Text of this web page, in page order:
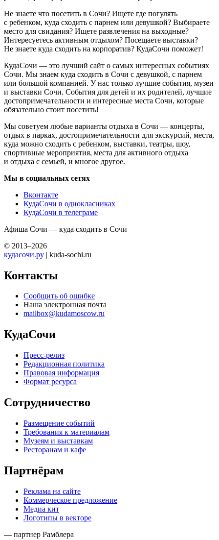
Не знаете что посетить в Сочи? Ищете где погулять
с ребенком, куда сходить с парнем или девушкой? Выбираете
место для свидания? Ищете развлечения на выходные?
Интересуетесь активным отдыхом? Посещаете выставки?
Не знаете куда сходить на корпоратив? КудаСочи поможет!
КудаСочи — это лучший сайт о самых интересных событиях
Сочи. Мы знаем куда сходить в Сочи с девушкой, с парнем
или большой компанией. У нас только лучшие события, музеи
и выставки Сочи. События для детей и их родителей, лучшие
достопримечательности и интересные места Сочи, которые
обязательно стоит посетить!
Мы советуем любые варианты отдыха в Сочи — концерты,
отдых в парках, достопримечательности для экскурсий, места,
куда можно сходить с ребенком, выставки, театры, шоу,
спортивные мероприятия, места для активного отдыха
и отдыха с семьей, и многое другое.
Мы в социальных сетях
Вконтакте
КудаСочи в однокласниках
КудаСочи в телеграме
Афиша Сочи — куда сходить в Сочи
© 2013–2026
кудасочи.ру | kuda-sochi.ru
Контакты
Сообщить об ошибке
Наша электронная почта
mailbox@kudamoscow.ru
КудаСочи
Пресс-релиз
Редакционная политика
Правовая информация
Формат ресурса
Сотрудничество
Размещение событий
Требования к материалам
Музеям и выставкам
Ресторанам и кафе
Партнёрам
Реклама на сайте
Коммерческое предложение
Медиа кит
Логотипы в векторе
— партнер Рамблера